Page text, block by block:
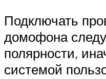
Подключать
домофона
полярности,
системой